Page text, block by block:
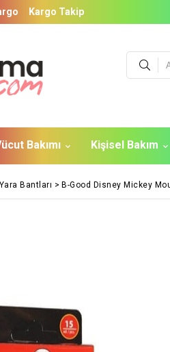
Kargo Takip
Bakımı Kişisel Bakım
Yara Bantları > B-Good Disney Mickey